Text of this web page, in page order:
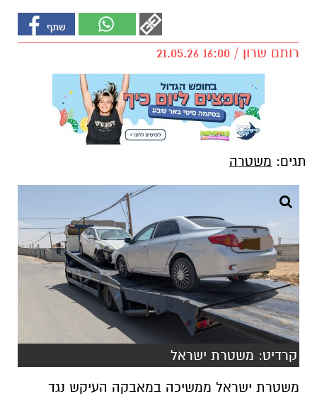
רותם שרון / 16:00 21.05.26
תגים: משטרה
קרדיט: משטרת ישראל
משטרת ישראל ממשיכה במאבקה העיקש נגד